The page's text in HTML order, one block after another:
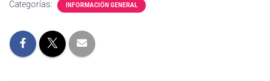
Categorías: INFORMACIÓN GENERAL